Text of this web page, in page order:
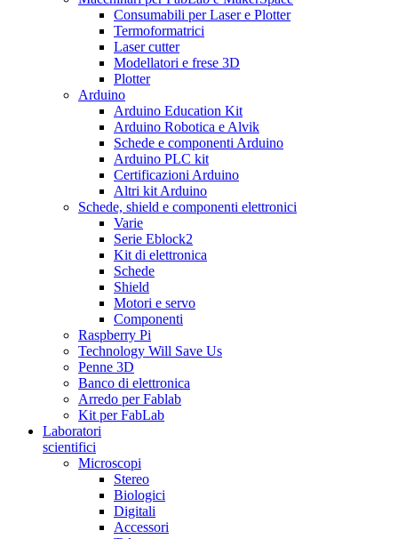
Consumabili per Laser e Plotter
Termoformatrici
Laser cutter
Modellatori e frese 3D
Plotter
Arduino
Arduino Education Kit
Arduino Robotica e Alvik
Schede e componenti Arduino
Arduino PLC kit
Certificazioni Arduino
Altri kit Arduino
Schede, shield e componenti elettronici
Varie
Serie Eblock2
Kit di elettronica
Schede
Shield
Motori e servo
Componenti
Raspberry Pi
Technology Will Save Us
Penne 3D
Banco di elettronica
Arredo per Fablab
Kit per FabLab
Laboratori
scientifici
Microscopi
Stereo
Biologici
Digitali
Accessori